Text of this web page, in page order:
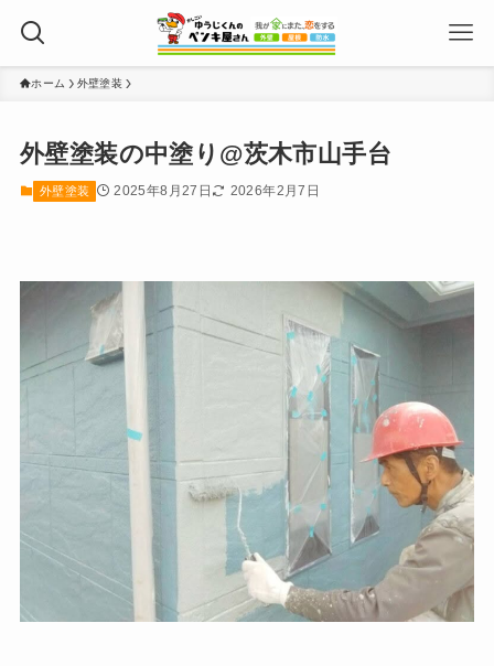
ホーム 外壁塗装
外壁塗装の中塗り@茨木市山手台
外壁塗装 2025年8月27日 2026年2月7日